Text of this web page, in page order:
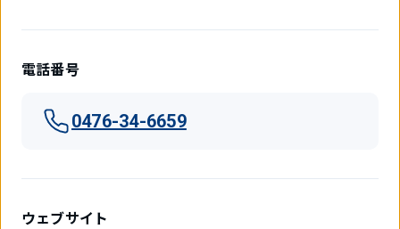
電話番号
0476-34-6659
ウェブサイト